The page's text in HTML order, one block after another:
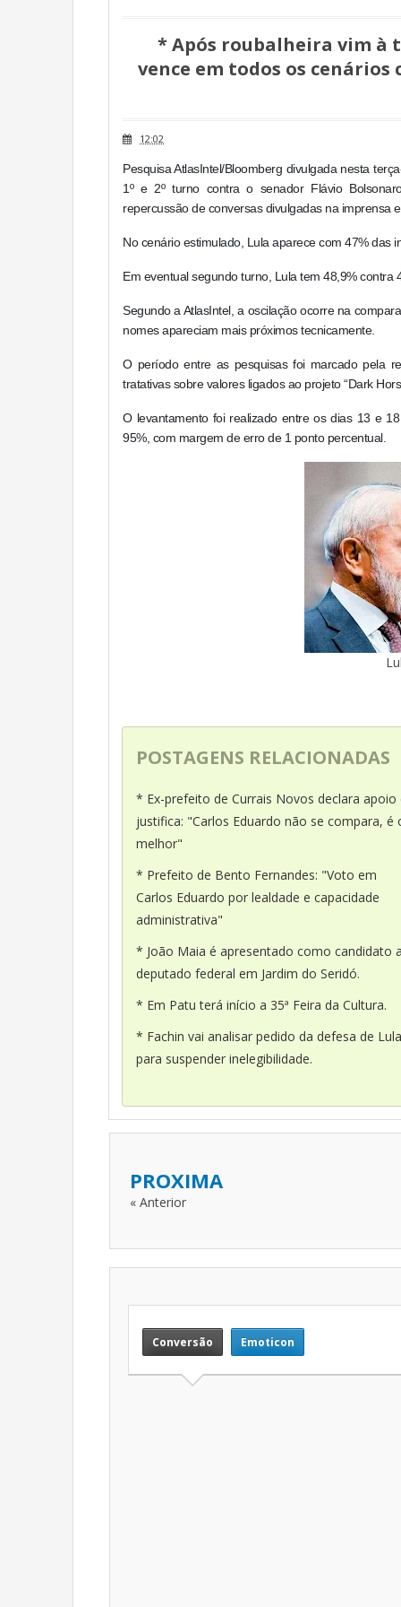
* Após roubalheira vim à
vence em todos os
12:02
Pesquisa AtlasIntel/Bloomberg divulgada nesta
1º e 2º turno contra o senador Flávio
repercussão de conversas divulgadas na imprensa
No cenário estimulado, Lula aparece com 47% das
Em eventual segundo turno, Lula tem 48,9% contra
Segundo a AtlasIntel, a oscilação ocorre na
nomes apareciam mais próximos tecnicamente.
O período entre as pesquisas foi marcado pela
tratativas sobre valores ligados ao projeto “Dark
O levantamento foi realizado entre os dias 13 e
95%, com margem de erro de 1 ponto percentual.
POSTAGENS RELACIONADAS
* Ex-prefeito de Currais Novos declara apoio
justifica: "Carlos Eduardo não se compara, é
melhor"
* Prefeito de Bento Fernandes: "Voto em
Carlos Eduardo por lealdade e capacidade
administrativa"
* João Maia é apresentado como candidato a
deputado federal em Jardim do Seridó.
* Em Patu terá início a 35ª Feira da Cultura.
* Fachin vai analisar pedido da defesa de Lula
para suspender inelegibilidade.
PROXIMA
« Anterior
Conversão Emoticon